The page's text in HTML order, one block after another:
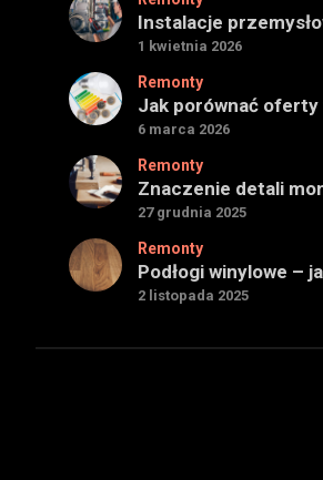
1 kwietnia 2026
Remonty
6 marca 2026
Remonty
27 grudnia 2025
Remonty
2 listopada 2025